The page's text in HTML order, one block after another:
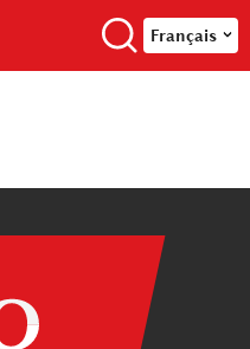
Français